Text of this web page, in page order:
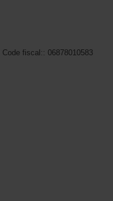
Code fiscal:: 06878010583